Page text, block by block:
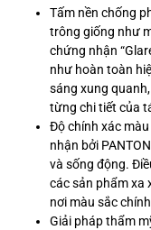
Tấm nền chống
trông giống như
chứng nhận
như hoàn toàn
sáng xung
từng chi tiết của
Độ chính xác màu
nhận bởi
và sống động.
các sản phẩm xa
nơi màu sắc
Giải pháp thẩm